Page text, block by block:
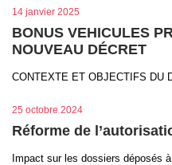
14 janvier 2025
BONUS VEHICULES
NOUVEAU DÉCRET
CONTEXTE ET OBJECTIFS DU
25 octobre 2024
Réforme de
Impact sur les dossiers déposés